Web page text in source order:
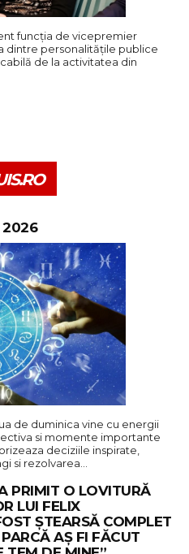
funcția de vicepremier
dintre personalitățile publice
de la activitatea din
2026
de duminica vine cu energii
si momente importante
deciziile inspirate,
si rezolvarea…
PRIMIT O LOVITURĂ
LUI FELIX
ȘTEARSĂ COMPLET
AȘ FI FĂCUT